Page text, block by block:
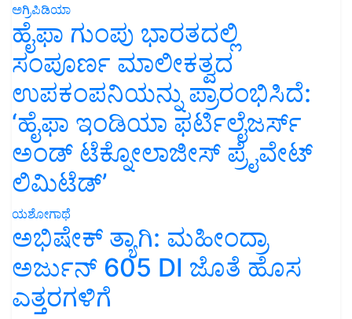
ಅಗ್ರಿಪಿಡಿಯಾ
ಹೈಫಾ ಗುಂಪು ಭಾರತದಲ್ಲಿ
ಸಂಪೂರ್ಣ ಮಾಲೀಕತ್ವದ
ಉಪಕಂಪನಿಯನ್ನು ಪ್ರಾರಂಭಿಸಿದೆ:
‘ಹೈಫಾ ಇಂಡಿಯಾ ಫರ್ಟಿಲೈಜರ್ಸ್
ಅಂಡ್ ಟೆಕ್ನೋಲಾಜೀಸ್ ಪ್ರೈವೇಟ್
ಲಿಮಿಟೆಡ್’
ಯಶೋಗಾಥೆ
ಅಭಿಷೇಕ್ ತ್ಯಾಗಿ: ಮಹೀಂದ್ರಾ
ಅರ್ಜುನ್ 605 DI ಜೊತೆ ಹೊಸ
ಎತ್ತರಗಳಿಗೆ